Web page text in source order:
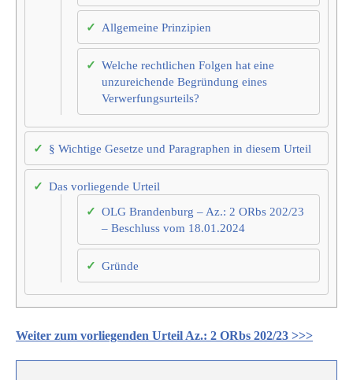
Allgemeine Prinzipien
Welche rechtlichen Folgen hat eine
unzureichende Begründung eines
Verwerfungsurteils?
§ Wichtige Gesetze und Paragraphen in diesem Urteil
Das vorliegende Urteil
OLG Brandenburg – Az.: 2 ORbs 202/23
– Beschluss vom 18.01.2024
Gründe
Weiter zum vorliegenden Urteil Az.: 2 ORbs 202/23 >>>